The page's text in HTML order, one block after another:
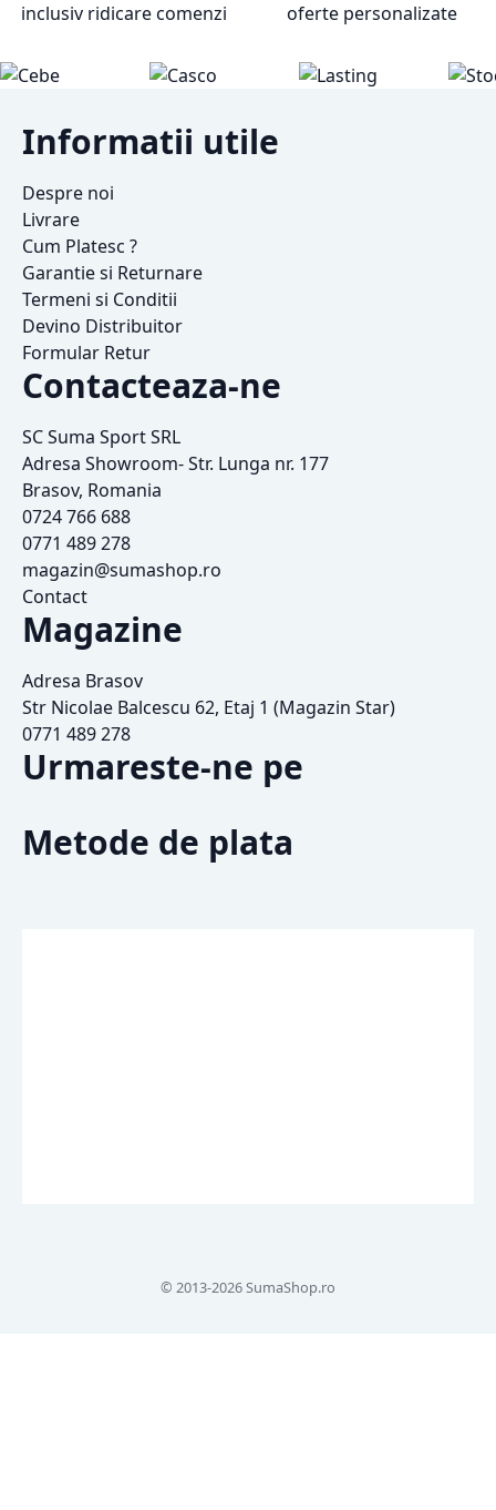
inclusiv ridicare comenzi
oferte personalizate
Informatii utile
Despre noi
Livrare
Cum Platesc ?
Garantie si Returnare
Termeni si Conditii
Devino Distribuitor
Formular Retur
Contacteaza-ne
SC Suma Sport SRL
Adresa Showroom- Str. Lunga nr. 177
Brasov, Romania
0724 766 688
0771 489 278
magazin@sumashop.ro
Contact
Magazine
Adresa Brasov
Str Nicolae Balcescu 62, Etaj 1 (Magazin Star)
0771 489 278
Urmareste-ne pe
Metode de plata
© 2013-2026 SumaShop.ro